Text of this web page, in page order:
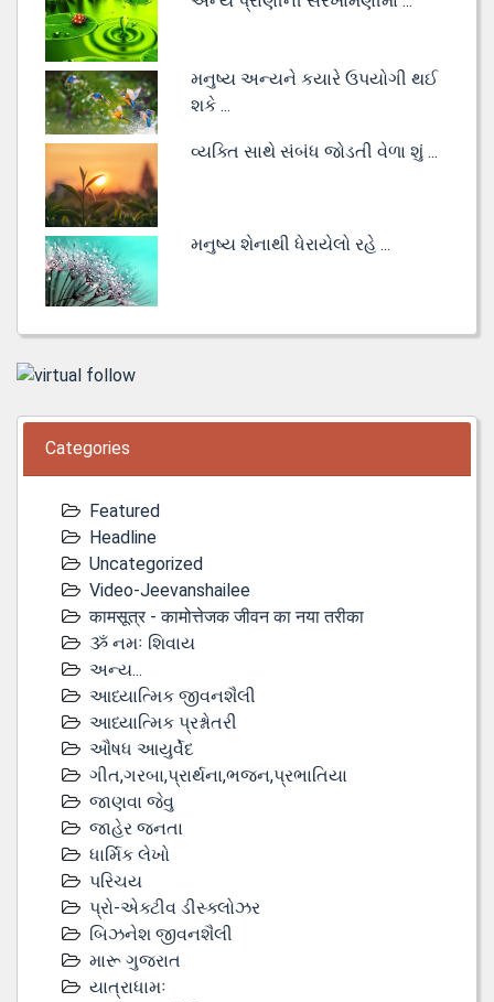
મનુષ્ય અન્યને કયારે ઉપયોગી થઈ
શકે ...
વ્યક્તિ સાથે સંબંધ જોડતી વેળા શું ...
મનુષ્ય શેનાથી ધેરાયેલો રહે ...
Categories
Featured
Headline
Uncategorized
Video-Jeevanshailee
कामसूत्र - कामोत्तेजक जीवन का नया तरीका
ૐ નમઃ શિવાય
અન્ય...
આધ્યાત્મિક જીવનશૈલી
આધ્યાત્મિક પ્રશ્નોતરી
ઔષધ આયુર્વેદ
ગીત,ગરબા,પ્રાર્થના,ભજન,પ્રભાતિયા
જાણવા જેવુ
જાહેર જનતા
ધાર્મિક લેખો
પરિચય
પ્રો-એક્ટીવ ડીસ્‍ક્લોઝર
બિઝનેશ જીવનશૈલી
મારૂ ગુજરાત
યાત્રાધામઃ